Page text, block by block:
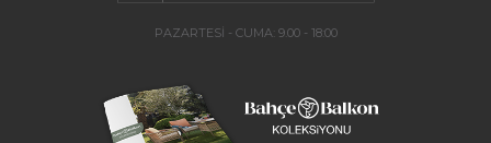
PAZARTESİ - CUMA: 9.00 - 18:00